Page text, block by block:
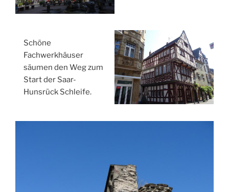
Schöne
Fachwerkhäuser
säumen den Weg zum
Start der Saar-
Hunsrück Schleife.